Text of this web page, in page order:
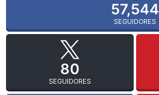
57,544
SEGUIDORES
80
SEGUIDORES